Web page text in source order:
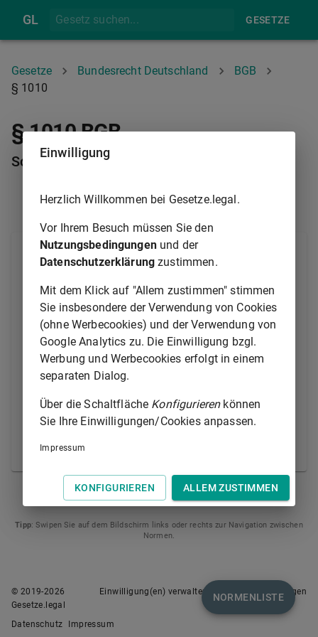
GL GESETZE
Gesetze Bundesrecht Deutschland
BGB
§ 1010
§ 1010 BGB
Sondernachfolger eines Miteigentümers
(1) Haben die Miteigentümer eines Grundstücks die
Verwaltung und Benutzung geregelt oder das Recht,
die Aufhebung der Gemeinschaft zu verlangen, für
immer oder auf Zeit ausgeschlossen oder eine
Kündigungsfrist bestimmt, so wirkt die getroffene
Bestimmung gegen den Sondernachfolger eines
Miteigentümers nur, wenn sie als Belastung des
Anteils im Grundbuch eingetragen ist.
(2) Die in den §§ 755 , 756 bestimmten
Ansprüche können gegen den Sondernachfolger
wenn sie im Grundbuch eingetragen sind.
Tipp: Swipen Sie auf dem Bildschirm links oder rechts zur Navigation zwischen
Normen.
NORMENLISTE
© 2019-2026
Gesetze.legal
Einwilligung(en) verwalten Nutzungsbedingungen
Datenschutz Impressum
Einwilligung
Herzlich Willkommen bei Gesetze.legal.
Vor Ihrem Besuch müssen Sie den
Nutzungsbedingungenund der
Datenschutzerklärung zustimmen.
Mit dem Klick auf "Allem zustimmen" stimmen
Sie insbesondere der Verwendung von Cookies
(ohne Werbecookies) und der Verwendung von
Google Analytics zu. Die Einwilligung bzgl.
Werbung und Werbecookies erfolgt in einem
separaten Dialog.
Über die Schaltfläche Konfigurierenkönnen
Sie Ihre Einwilligungen/Cookies anpassen.
Impressum
KONFIGURIEREN ALLEM ZUSTIMMEN